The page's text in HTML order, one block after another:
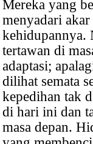
Mereka yang
menyadari
kehidupannya.
tertawan di
adaptasi;
dilihat semata
kepedihan tak
di hari ini dan
masa depan.